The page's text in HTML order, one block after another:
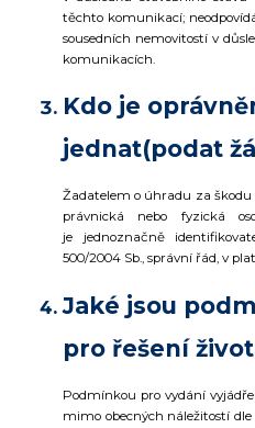
těchto komunikací;
sousedních nemovitostí v
komunikacích.
Kdo je
jednat(podat
Žadatelem o úhradu za
právnická nebo fyzická
je jednoznačně
500/2004 Sb., správní řád, v
Jaké jsou
pro řešení
Podmínkou pro vydání
mimo obecných náležitostí dle